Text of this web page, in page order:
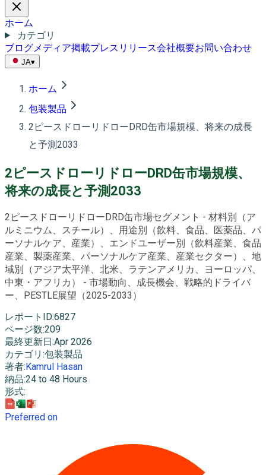
ホーム
カテゴリ
ブログメディア掲載プレスリリース会社概要お問い合わせ
JA▾
ホーム
包装製品
2ピースドローリドローDRD缶市場規模、将来の成長
と予測2033
2ピースドローリドローDRD缶市場規模、
将来の成長と予測2033
2ピースドローリドローDRD缶市場セグメント - 材料別（ア
ルミニウム、スチール）、用途別（飲料、食品、医薬品、パ
ーソナルケア、産業）、エンドユーザー別（飲料産業、食品
産業、製薬産業、パーソナルケア産業、産業セクター）、地
域別（アジア太平洋、北米、ラテンアメリカ、ヨーロッパ、
中東・アフリカ） - 市場動向、成長機会、戦略的ドライバ
ー、PESTLE展望（2025-2033）
レポートID:6827
ページ数:209
最終更新日 :Apr 2026
カテゴリ :包装製品
著者: Kamrul Hasan
納品:24 to 48 Hours
形式:
Preferred on